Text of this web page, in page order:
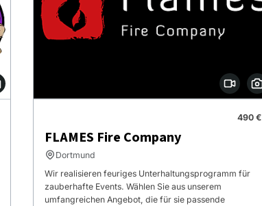
490 €
FLAMES Fire Company
Dortmund
Wir realisieren feuriges Unterhaltungsprogramm für
zauberhafte Events. Wählen Sie aus unserem
umfangreichen Angebot, die für sie passende